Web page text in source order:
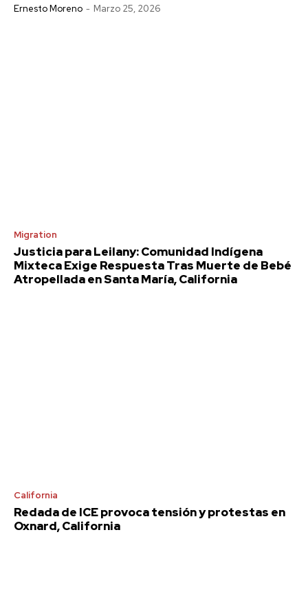
Ernesto Moreno - Marzo 25, 2026
Migration
Justicia para Leilany: Comunidad Indígena
Mixteca Exige Respuesta Tras Muerte de Bebé
Atropellada en Santa María, California
California
Redada de ICE provoca tensión y protestas en
Oxnard, California